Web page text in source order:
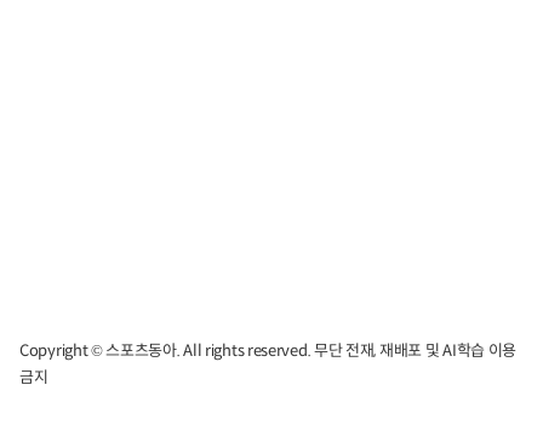
Copyright © 스포츠동아. All rights reserved. 무단 전재, 재배포 및 AI학습 이용
금지